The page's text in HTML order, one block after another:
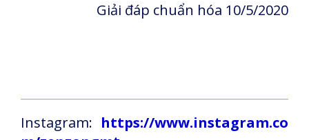
Giải đáp chuẩn hóa 10/5/2020
Instagram: https://www.instagram.co